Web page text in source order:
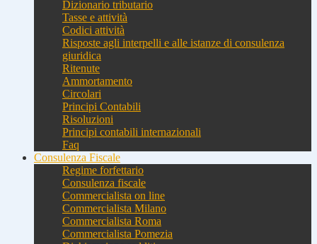
Dizionario tributario
Tasse e attività
Codici attività
Risposte agli interpelli e alle istanze di consulenza
giuridica
Ritenute
Ammortamento
Circolari
Principi Contabili
Risoluzioni
Principi contabili internazionali
Faq
Consulenza Fiscale
Regime forfettario
Consulenza fiscale
Commercialista on line
Commercialista Milano
Commercialista Roma
Commercialista Pomezia